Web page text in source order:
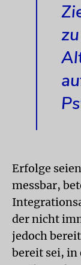
Erfolge
messbar,
der nicht
jedoch
bereit sei, in